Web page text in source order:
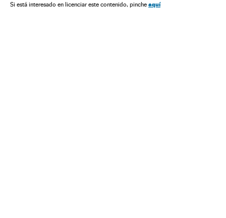
Si está interesado en licenciar este contenido, pinche aquí